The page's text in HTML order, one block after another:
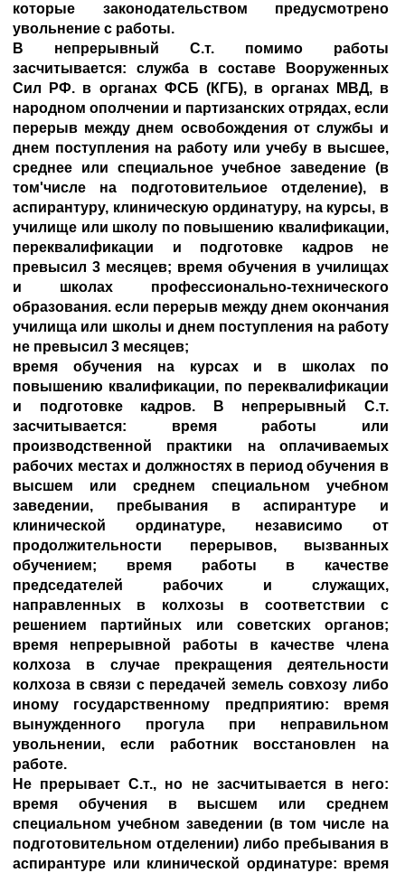
которые законодательством предусмотрено
увольнение с работы.
В непрерывный С.т. помимо работы
засчитывается: служба в составе Вооруженных
Сил РФ. в органах ФСБ (КГБ), в органах МВД, в
народном ополчении и партизанских отрядах, если
перерыв между днем освобождения от службы и
днем поступления на работу или учебу в высшее,
среднее или специальное учебное заведение (в
том'числе на подготовительиое отделение), в
аспирантуру, клиническую ординатуру, на курсы, в
училище или школу по повышению квалификации,
переквалификации и подготовке кадров не
превысил 3 месяцев; время обучения в училищах
и школах профессионально-технического
образования. если перерыв между днем окончания
училища или школы и днем поступления на работу
не превысил 3 месяцев;
время обучения на курсах и в школах по
повышению квалификации, по переквалификации
и подготовке кадров. В непрерывный С.т.
засчитывается: время работы или
производственной практики на оплачиваемых
рабочих местах и должностях в период обучения в
высшем или среднем специальном учебном
заведении, пребывания в аспирантуре и
клинической ординатуре, независимо от
продолжительности перерывов, вызванных
обучением; время работы в качестве
председателей рабочих и служащих,
направленных в колхозы в соответствии с
решением партийных или советских органов;
время непрерывной работы в качестве члена
колхоза в случае прекращения деятельности
колхоза в связи с передачей земель совхозу либо
иному государственному предприятию: время
вынужденного прогула при неправильном
увольнении, если работник восстановлен на
работе.
Не прерывает С.т., но не засчитывается в него:
время обучения в высшем или среднем
специальном учебном заведении (в том числе на
подготовительном отделении) либо пребывания в
аспирантуре или клинической ординатуре: время